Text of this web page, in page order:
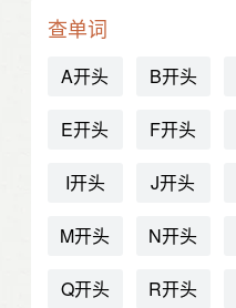
查单词
A开头 B开头
E开头 F开头
I开头 J开头
M开头 N开头
Q开头 R开头